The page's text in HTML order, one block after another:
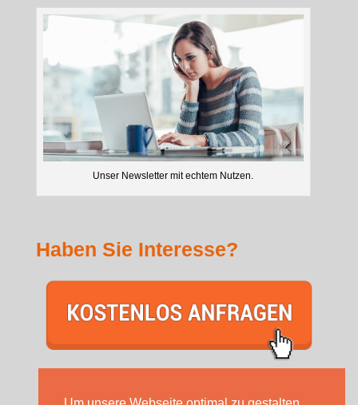
Unser Newsletter mit echtem Nutzen.
Haben Sie Interesse?